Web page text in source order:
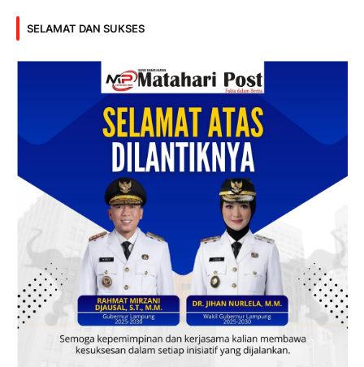
SELAMAT DAN SUKSES